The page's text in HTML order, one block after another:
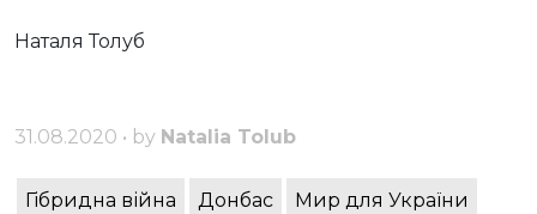
Наталя Толуб
31.08.2020 • by Natalia Tolub
Гібридна війна Донбас Мир для України